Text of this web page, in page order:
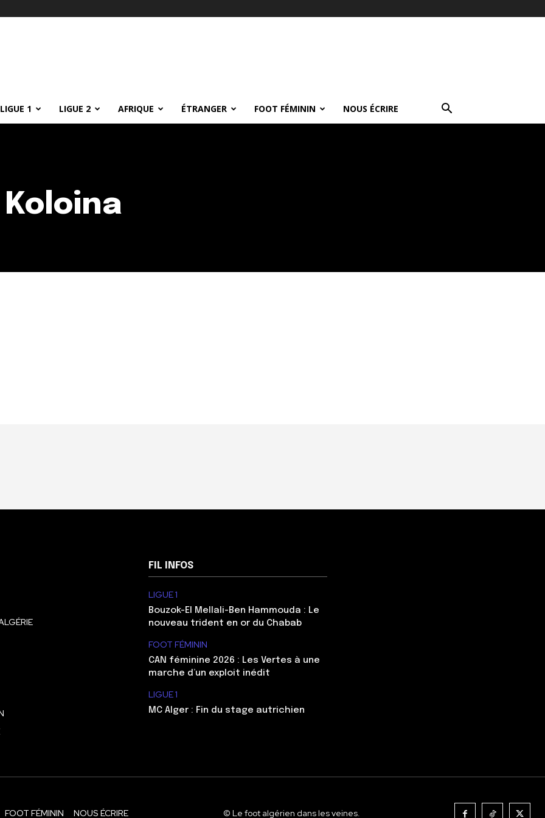
LIGUE 1 LIGUE 2 AFRIQUE ÉTRANGER FOOT FÉMININ NOUS ÉCRIRE
FIL INFOS
LIGUE 1
Bouzok-El Mellali-Ben Hammouda : Le
nouveau trident en or du Chabab
FOOT FÉMININ
CAN féminine 2026 : Les Vertes à une
marche d’un exploit inédit
LIGUE 1
MC Alger : Fin du stage autrichien
FOOT FÉMININ NOUS ÉCRIRE © Le foot algérien dans les veines.